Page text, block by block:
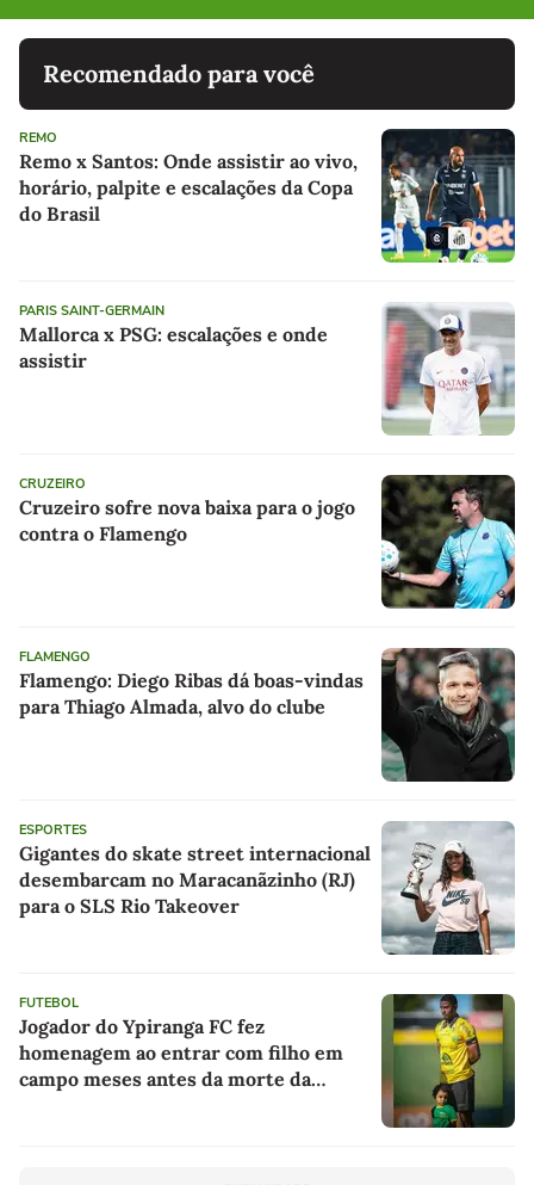
Recomendado para você
REMO
Remo x Santos: Onde assistir ao vivo,
horário, palpite e escalações da Copa
do Brasil
PARIS SAINT-GERMAIN
Mallorca x PSG: escalações e onde
assistir
CRUZEIRO
Cruzeiro sofre nova baixa para o jogo
contra o Flamengo
FLAMENGO
Flamengo: Diego Ribas dá boas-vindas
para Thiago Almada, alvo do clube
ESPORTES
Gigantes do skate street internacional
desembarcam no Maracanãzinho (RJ)
para o SLS Rio Takeover
FUTEBOL
Jogador do Ypiranga FC fez
homenagem ao entrar com filho em
campo meses antes da morte da